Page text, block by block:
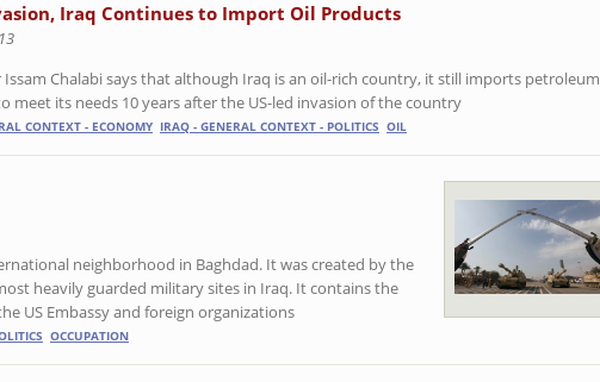
Iraq Continues to Import Oil Products
Chalabi says that although Iraq is an oil-rich country, it still imports petroleum
meet its needs 10 years after the US-led invasion of the country.
CONTEXT - ECONOMY IRAQ - GENERAL CONTEXT - POLITICS OIL
neighborhood in Baghdad. It was created by the
heavily guarded military sites in Iraq. It contains the
US Embassy and foreign organizations.
OCCUPATION